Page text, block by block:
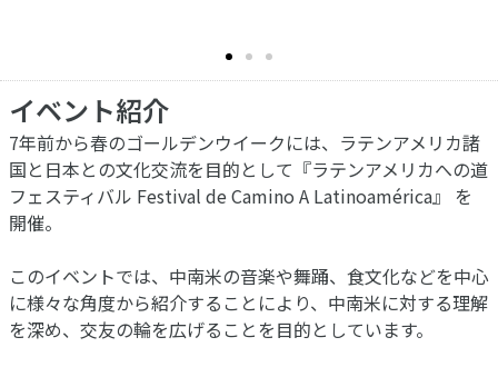
イベント紹介
7年前から春のゴールデンウイークには、ラテンアメリカ諸
国と日本との文化交流を目的として『ラテンアメリカへの道
フェスティバル Festival de Camino A Latinoamérica』 を
開催。
このイベントでは、中南米の音楽や舞踊、食文化などを中心
に様々な角度から紹介することにより、中南米に対する理解
を深め、交友の輪を広げることを目的としています。